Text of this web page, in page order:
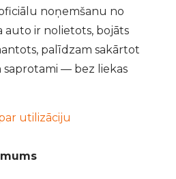
noņemšanu no
auto ir nolietots, bojāts
palīdzam sakārtot
saprotami — bez liekas
utilizāciju